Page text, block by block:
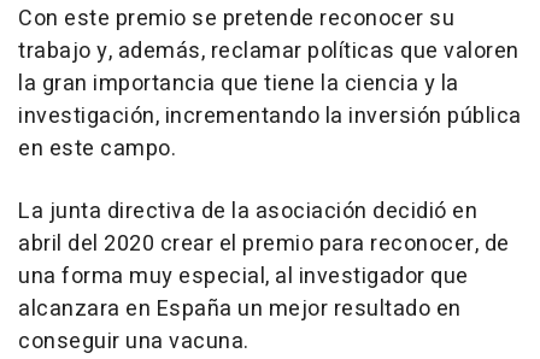
Con este premio se pretende reconocer su
trabajo y, además, reclamar políticas que valoren
la gran importancia que tiene la ciencia y la
investigación, incrementando la inversión pública
en este campo.
La junta directiva de la asociación decidió en
abril del 2020 crear el premio para reconocer, de
una forma muy especial, al investigador que
alcanzara en España un mejor resultado en
conseguir una vacuna.